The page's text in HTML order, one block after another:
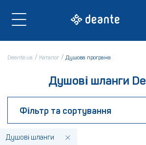
Deante.ua Каталог Душова програма
Душові шланги
Фільтр та сортування
Душові шланги